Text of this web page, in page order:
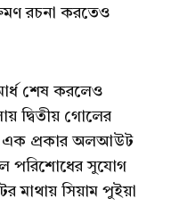
রচনা করতেও
শেষ করলেও
দ্বিতীয় গোলের
এক প্রকার অলআউট
পরিশোধের সুযোগ
মাথায় সিয়াম পুইয়া